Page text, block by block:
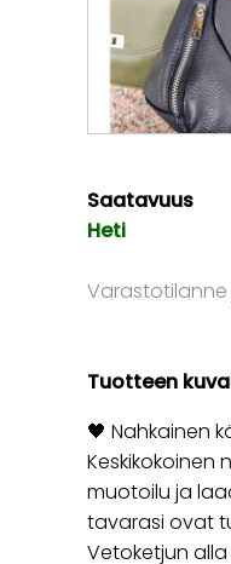
Saatavuus
Heti
Tuotteen
🖤 Nahkainen
Keskikokoinen
muotoilu ja
tavarasi ovat
Vetoketjun